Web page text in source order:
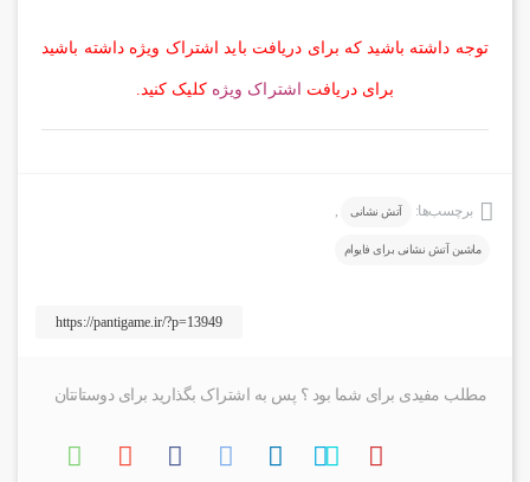
توجه داشته باشید که برای دریافت باید اشتراک ویژه داشته باشید
برای دریافت اشتراک ویژه کلیک کنید.
برچسب‌ها: آتش نشانی
ماشین آتش نشانی برای فایوام
مطلب مفیدی برای شما بود ؟ پس به اشتراک بگذارید برای دوستانتان